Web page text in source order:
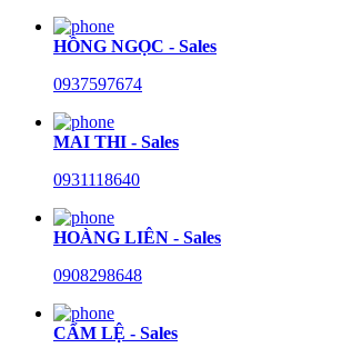
HỒNG NGỌC - Sales
0937597674
MAI THI - Sales
0931118640
HOÀNG LIÊN - Sales
0908298648
CẨM LỆ - Sales